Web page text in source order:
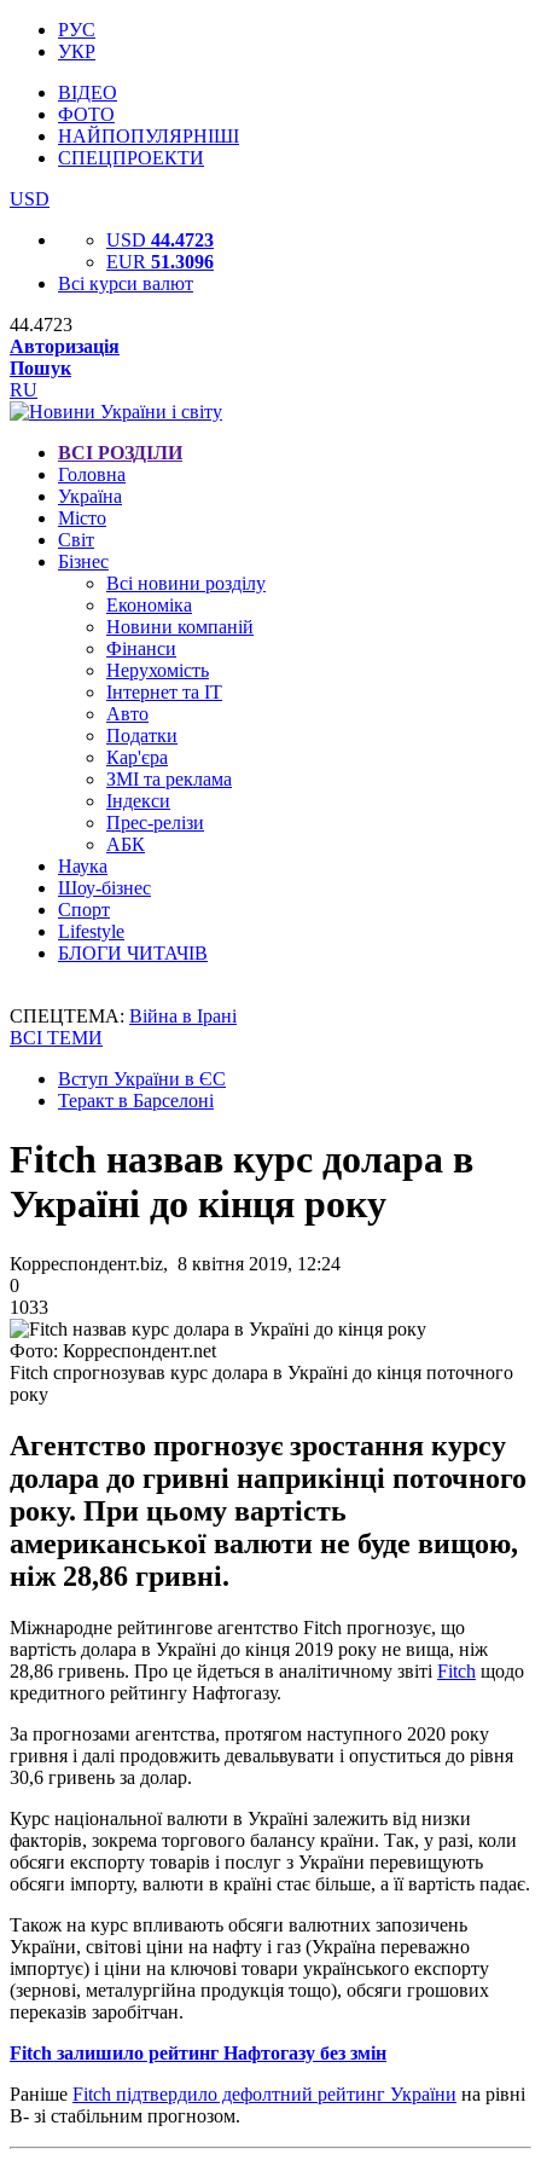
РУС
УКР
ВІДЕО
ФОТО
НАЙПОПУЛЯРНІШІ
СПЕЦПРОЕКТИ
USD
USD 44.4723
EUR 51.3096
Всі курси валют
44.4723
Авторизація
Пошук
RU
ВСІ РОЗДІЛИ
Головна
Україна
Місто
Світ
Бізнес
Всі новини розділу
Економіка
Новини компаній
Фінанси
Нерухомість
Інтернет та IT
Авто
Податки
Кар'єра
ЗМІ та реклама
Індекси
Прес-релізи
АБК
Наука
Шоу-бізнес
Спорт
Lifestyle
БЛОГИ ЧИТАЧІВ
СПЕЦТЕМА: Війна в Ірані
ВСІ ТЕМИ
Вступ України в ЄС
Теракт в Барселоні
Fitch назвав курс долара в
Україні до кінця року
Корреспондент.biz, 8 квітня 2019, 12:24
0
1033
Фото: Корреспондент.net
Fitch спрогнозував курс долара в Україні до кінця поточного
року
Агентство прогнозує зростання курсу
долара до гривні наприкінці поточного
року. При цьому вартість
американської валюти не буде вищою,
ніж 28,86 гривні.
Міжнародне рейтингове агентство Fitch прогнозує, що
вартість долара в Україні до кінця 2019 року не вища, ніж
28,86 гривень. Про це йдеться в аналітичному звіті Fitch щодо
кредитного рейтингу Нафтогазу.
За прогнозами агентства, протягом наступного 2020 року
гривня і далі продовжить девальвувати і опуститься до рівня
30,6 гривень за долар.
Курс національної валюти в Україні залежить від низки
факторів, зокрема торгового балансу країни. Так, у разі, коли
обсяги експорту товарів і послуг з України перевищують
обсяги імпорту, валюти в країні стає більше, а її вартість падає.
Також на курс впливають обсяги валютних запозичень
України, світові ціни на нафту і газ (Україна переважно
імпортує) і ціни на ключові товари українського експорту
(зернові, металургійна продукція тощо), обсяги грошових
переказів заробітчан.
Fitch залишило рейтинг Нафтогазу без змін
Раніше Fitch підтвердило дефолтний рейтинг України на рівні
B- зі стабільним прогнозом.